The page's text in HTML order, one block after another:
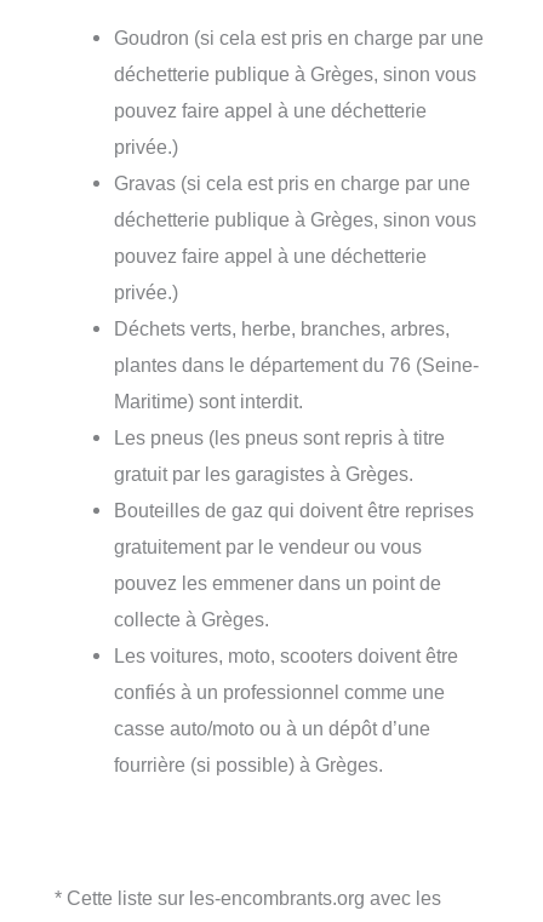
Goudron (si cela est pris en charge par une
déchetterie publique à Grèges, sinon vous
pouvez faire appel à une déchetterie
privée.)
Gravas (si cela est pris en charge par une
déchetterie publique à Grèges, sinon vous
pouvez faire appel à une déchetterie
privée.)
Déchets verts, herbe, branches, arbres,
plantes dans le département du 76 (Seine-
Maritime) sont interdit.
Les pneus (les pneus sont repris à titre
gratuit par les garagistes à Grèges.
Bouteilles de gaz qui doivent être reprises
gratuitement par le vendeur ou vous
pouvez les emmener dans un point de
collecte à Grèges.
Les voitures, moto, scooters doivent être
confiés à un professionnel comme une
casse auto/moto ou à un dépôt d’une
fourrière (si possible) à Grèges.
* Cette liste sur les-encombrants.org avec les